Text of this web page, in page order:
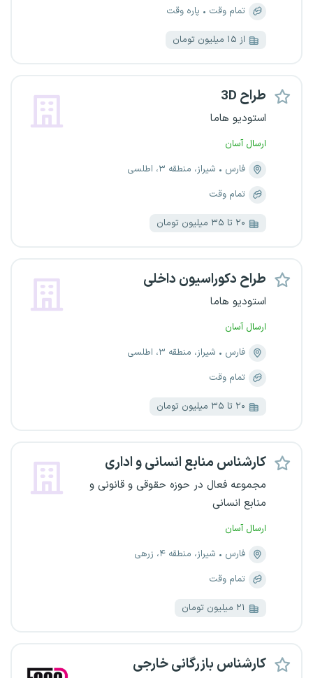
تمام وقت
پاره وقت
از ۱۵ میلیون تومان
طراح 3D
استودیو هاما
ارسال آسان
فارس
شیراز، منطقه ۳، اطلسی
تمام وقت
۲۰ تا ۳۵ میلیون تومان
طراح دکوراسیون داخلی
استودیو هاما
ارسال آسان
فارس
شیراز، منطقه ۳، اطلسی
تمام وقت
۲۰ تا ۳۵ میلیون تومان
کارشناس منابع انسانی و اداری
مجموعه فعال در حوزه حقوقی و قانونی و
منابع انسانی
ارسال آسان
فارس
شیراز، منطقه ۴، زرهی
تمام وقت
۲۱ میلیون تومان
کارشناس بازرگانی خارجی